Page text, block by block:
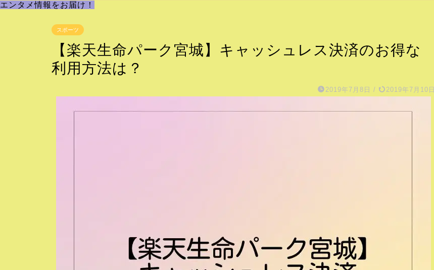
エンタメ情報をお届け！
スポーツ
【楽天生命パーク宮城】キャッシュレス決済のお得な
利用方法は？
2019年7月8日 / 2019年7月10日